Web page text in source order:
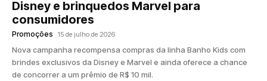
Disney e brinquedos Marvel para
consumidores
Promoções 15 de julho de 2026
Nova campanha recompensa compras da linha Banho Kids com
brindes exclusivos da Disney e Marvel e ainda oferece a chance
de concorrer a um prêmio de R$ 10 mil.